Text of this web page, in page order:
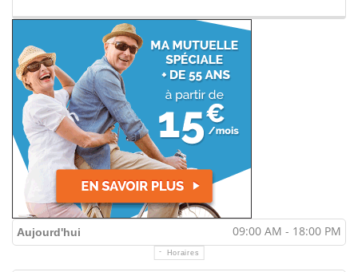
Aujourd'hui 09:00 AM - 18:00 PM
Horaires